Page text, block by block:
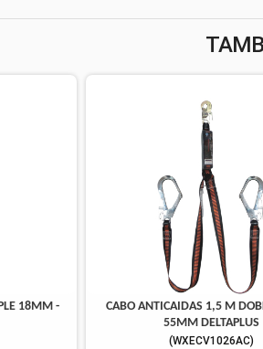
18MM -
CABO ANTICAIDAS 1,5 M
55MM DELTAPLUS
(WXECV1026AC)